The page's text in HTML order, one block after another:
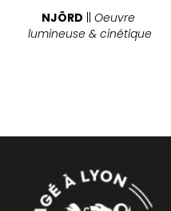
NJÖRD
Oeuvre
lumineuse & cinétique